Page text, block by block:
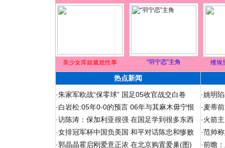
美少女库娃尴尬性事 “羽宁恋”主角 维埃
热点新闻
·朱家军欧战“保零球” 国足05收官战交白卷
·白岩松:05年0-0的预言 06年与其麻木毋宁恨
·访陈涛：保加利亚很强 在国足学到很多东西
·女排冠军杯中国负美国 和平对话陈忠和惨败
·郭晶晶霍启刚爱意正浓 在北京购置爱巢(图)
·姚明
·麦蒂
·火箭
·范帅
·前瞻